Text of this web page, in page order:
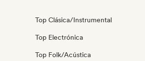
Top Clásica/Instrumental
Top Electrónica
Top Folk/Acústica